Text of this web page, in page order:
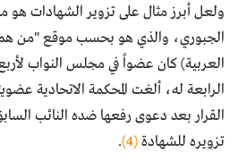
ولعل أبرز مثال على تزوير الشهادات
الجبوري، والذي هو بحسب موقع "من
العربية) كان عضواً في مجلس النواب
الرابعة له، ألغت المحكمة الاتحادية
القرار بعد دعوى رفعها ضده النائب
تزويره للشهادة(4)
.